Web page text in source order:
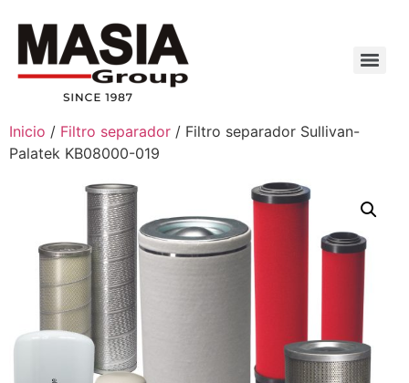
Inicio / Filtro separador / Filtro separador Sullivan-
Palatek KB08000-019